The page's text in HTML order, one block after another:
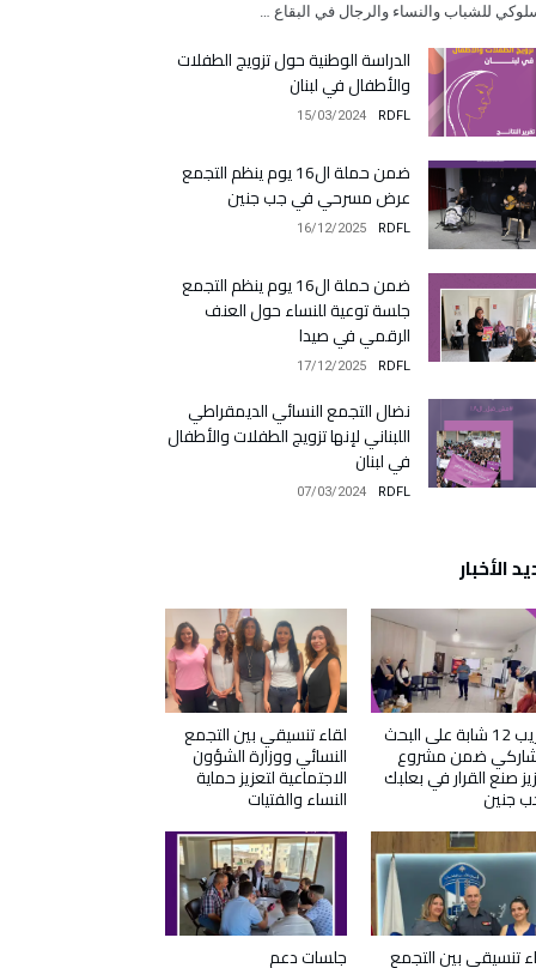
للشباب والنساء والرجال في البقاع …
الدراسة الوطنية حول تزويج الطفلات
والأطفال في لبنان
RDFL
15/03/2024
ضمن حملة ال16 يوم ينظم التجمع
عرض مسرحي في جب جنين
RDFL
16/12/2025
ضمن حملة ال16 يوم ينظم التجمع
جلسة توعية للنساء حول العنف
الرقمي في صيدا
RDFL
17/12/2025
نضال التجمع النسائي الديمقراطي
اللبناني لإنها تزويج الطفلات والأطفال
في لبنان
RDFL
07/03/2024
الأخبار
لقاء تنسيقي بين التجمع
النسائي ووزارة الشؤون
الاجتماعية لتعزيز حماية
النساء والفتيات
تدريب 12 شابة على البحث
ضمن مشروع
صنع القرار في بعلبك
جنين
جلسات دعم تنسيقي بين التجمع